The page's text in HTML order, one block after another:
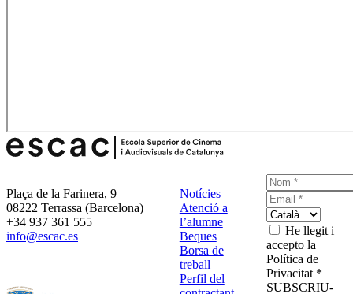
Plaça de la Farinera, 9
08222 Terrassa (Barcelona)
+34 937 361 555
info@escac.es
Notícies
Atenció a
l’alumne
Beques
Borsa de
treball
Perfil del
He llegit i
accepto la
Política de
Privacitat *
SUBSCRIU-